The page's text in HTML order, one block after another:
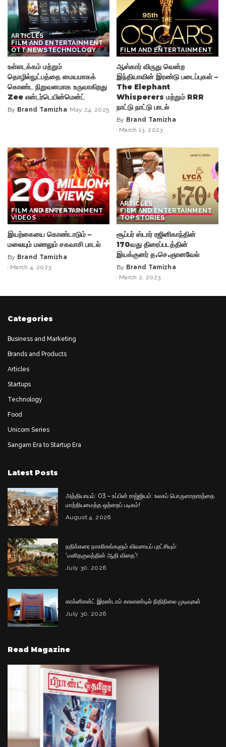
ARTICLES
FILM AND ENTERTAINMENT
OTT NEWSTECHNOLOGY
உள்ளடக்கம் மற்றும்
தொழில்நுட்பத்தை மையமாகக்
கொண்ட நிறுவனமாக உருவாகிறது
Zee என்டர்டெயின்மென்ட்
Posted
By Brand Tamizha May 24, 2025
FILM AND ENTERTAINMENT
ஆஸ்கார் விருது வென்ற
இந்தியாவின் இரண்டு படைப்புகள் –
The Elephant
Whisperers மற்றும் RRR
நாட்டு நாட்டு பாடல்
Posted
by
By Brand Tamizha
March 13, 2023
FILM AND ENTERTAINMENT
VIDEOS
இயற்கையை கொண்டாடும் –
மலையும் மணலும் சகவாசி பாடல்
Posted
by
By Brand Tamizha
March 4, 2023
ARTICLES
FILM AND ENTERTAINMENT
TOP STORIES
சூப்பர் ஸ்டார் ரஜினிகாந்தின்
170வது திரைப்படத்தின்
இயக்குனர் த.செ.ஞானவேல்
Posted
by
By Brand Tamizha
March 2, 2023
Categories
Business and Marketing
Brands and Products
Articles
Startups
Technology
Food
Unicorn Series
Sangam Era to Startup Era
Latest Posts
அத்தியாயம்: 03 – உப்பின் ராஜ்ஜியம்: உலகப் பொருளாதாரத்தை
மாற்றியமைத்த ஒற்றைப் படிகம்!
August 4, 2026
நதிக்கரை நாகரிகங்களும் விவசாயப் புரட்சியும்:
‘மனிதகுலத்தின் ஆதி விதை’!
July 30, 2026
காக்னிசன்ட் இரண்டாம் காலாண்டில் நிதிநிலை முடிவுகள்
July 30, 2026
Read Magazine